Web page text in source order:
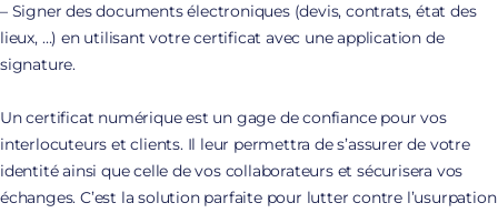
– Signer des documents électroniques (devis, contrats, état des
lieux, …) en utilisant votre certificat avec une application de
signature.
Un certificat numérique est un gage de confiance pour vos
interlocuteurs et clients. Il leur permettra de s’assurer de votre
identité ainsi que celle de vos collaborateurs et sécurisera vos
échanges. C’est la solution parfaite pour lutter contre l’usurpation